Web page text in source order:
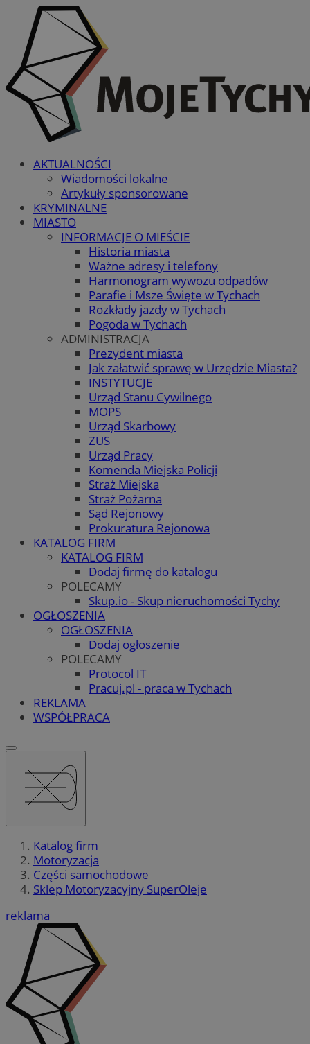
AKTUALNOŚCI
Wiadomości lokalne
Artykuły sponsorowane
KRYMINALNE
MIASTO
INFORMACJE O MIEŚCIE
Historia miasta
Ważne adresy i telefony
Harmonogram wywozu odpadów
Parafie i Msze Święte w Tychach
Rozkłady jazdy w Tychach
Pogoda w Tychach
ADMINISTRACJA
Prezydent miasta
Jak załatwić sprawę w Urzędzie Miasta?
INSTYTUCJE
Urząd Stanu Cywilnego
MOPS
Urząd Skarbowy
ZUS
Urząd Pracy
Komenda Miejska Policji
Straż Miejska
Straż Pożarna
Sąd Rejonowy
Prokuratura Rejonowa
KATALOG FIRM
KATALOG FIRM
Dodaj firmę do katalogu
POLECAMY
Skup.io - Skup nieruchomości Tychy
OGŁOSZENIA
OGŁOSZENIA
Dodaj ogłoszenie
POLECAMY
Protocol IT
Pracuj.pl - praca w Tychach
REKLAMA
WSPÓŁPRACA
Katalog firm
Motoryzacja
Części samochodowe
Sklep Motoryzacyjny SuperOleje
reklama